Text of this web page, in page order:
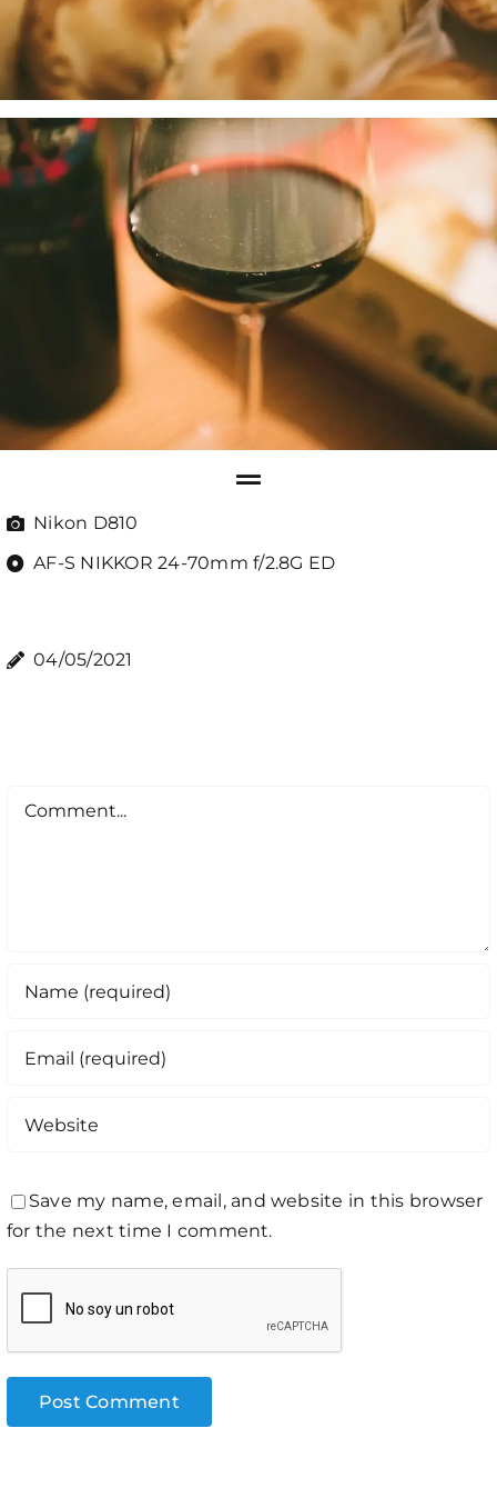
Nikon D810
AF-S NIKKOR 24-70mm f/2.8G ED
04/05/2021
Comment
Save my name, email, and website in this browser
for the next time I comment.